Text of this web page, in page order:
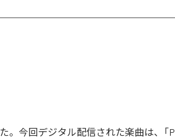
。今回デジタル配信された楽曲は、「